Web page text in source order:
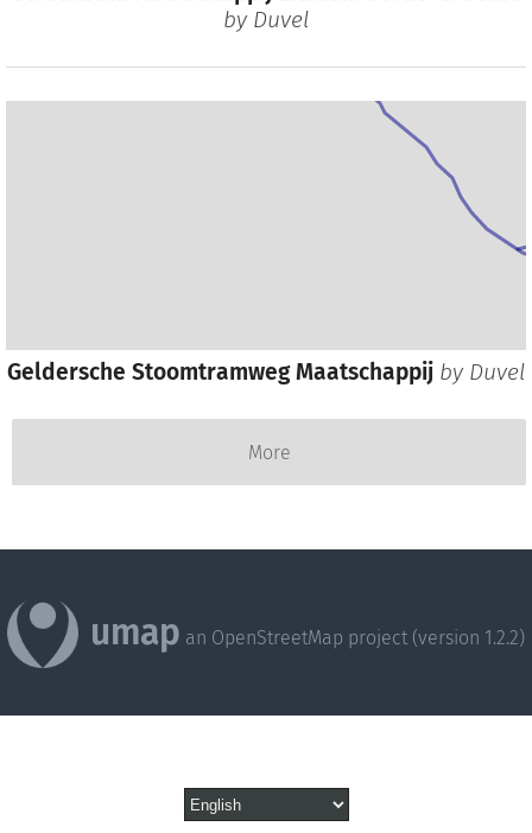
by Duvel
Geldersche Stoomtramweg Maatschappij by Duvel
More
umap an OpenStreetMap project (version 1.2.2)